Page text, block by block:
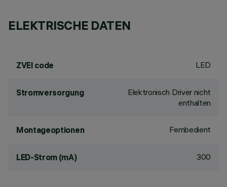
ELEKTRISCHE DATEN
ZVEI code LED
Stromversorgung
Elektronisch Driver nicht
enthalten
Montageoptionen Fernbedient
LED-Strom (mA) 300